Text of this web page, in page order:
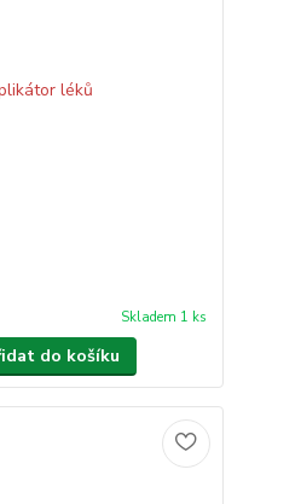
Skladem 1 ks
do košíku